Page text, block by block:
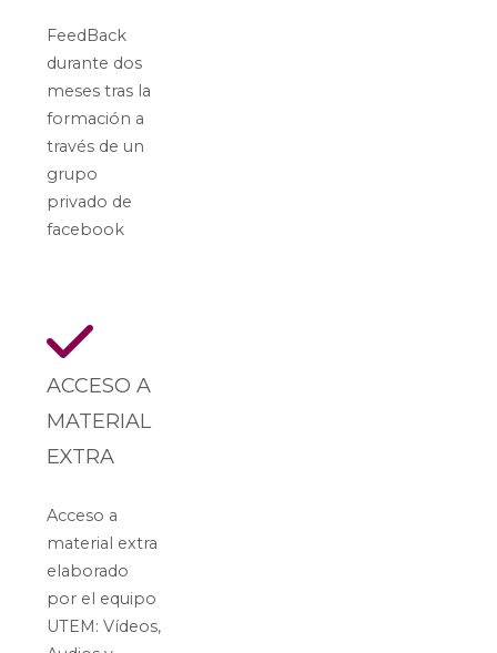
FeedBack
durante dos
meses tras la
formación a
través de un
grupo
privado de
facebook
ACCESO A
MATERIAL
EXTRA
Acceso a
material extra
elaborado
por el equipo
UTEM: Vídeos,